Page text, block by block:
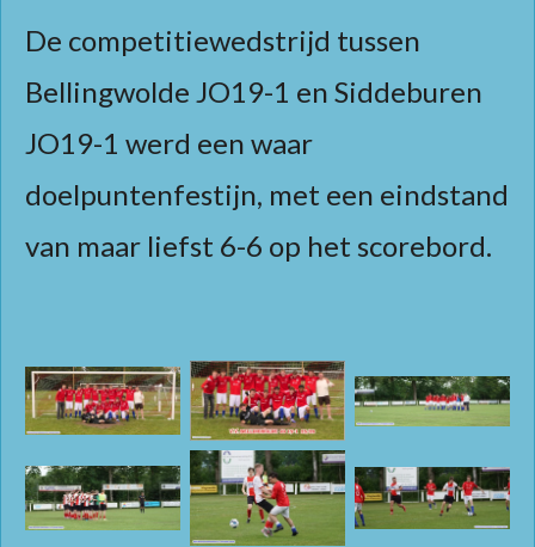
De competitiewedstrijd tussen
Bellingwolde JO19-1 en Siddeburen
JO19-1 werd een waar
doelpuntenfestijn, met een eindstand
van maar liefst 6-6 op het scorebord.